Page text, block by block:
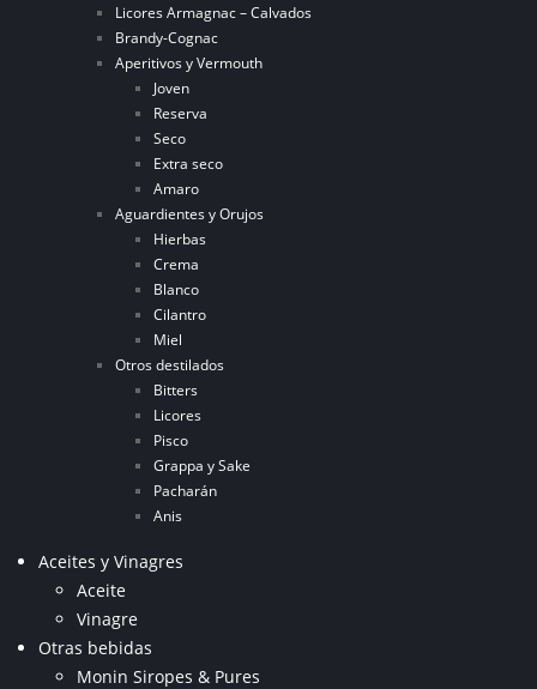
Licores Armagnac – Calvados
Brandy-Cognac
Aperitivos y Vermouth
Joven
Reserva
Seco
Extra seco
Amaro
Aguardientes y Orujos
Hierbas
Crema
Blanco
Cilantro
Miel
Otros destilados
Bitters
Licores
Pisco
Grappa y Sake
Pacharán
Anis
Aceites y Vinagres
Aceite
Vinagre
Otras bebidas
Monin Siropes & Pures